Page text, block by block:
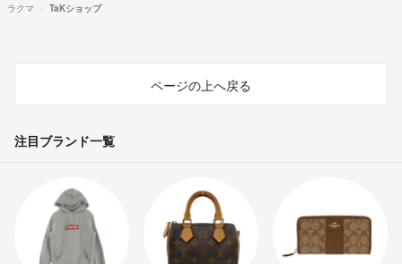
ラクマ TaKショップ
ページの上へ戻る
注目ブランド一覧